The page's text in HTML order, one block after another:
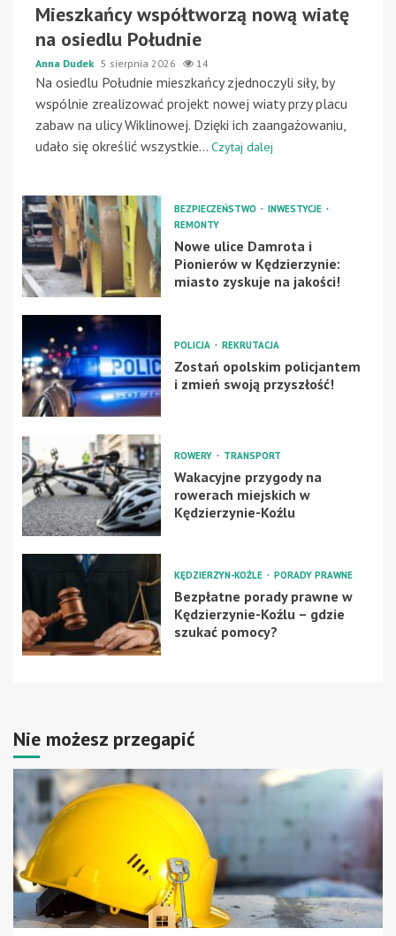
Mieszkańcy współtworzą nową wiatę
na osiedlu Południe
Anna Dudek 5 sierpnia 2026 14
Na osiedlu Południe mieszkańcy zjednoczyli siły, by
wspólnie zrealizować projekt nowej wiaty przy placu
zabaw na ulicy Wiklinowej. Dzięki ich zaangażowaniu,
udało się określić wszystkie... Czytaj dalej
BEZPIECZEŃSTWO
INWESTYCJE
REMONTY
Nowe ulice Damrota i
Pionierów w Kędzierzynie:
miasto zyskuje na jakości!
POLICJA REKRUTACJA
Zostań opolskim policjantem
i zmień swoją przyszłość!
ROWERY TRANSPORT
Wakacyjne przygody na
rowerach miejskich w
Kędzierzynie-Koźlu
KĘDZIERZYN-KOŹLE PORADY PRAWNE
Bezpłatne porady prawne w
Kędzierzynie-Koźlu – gdzie
szukać pomocy?
Nie możesz przegapić